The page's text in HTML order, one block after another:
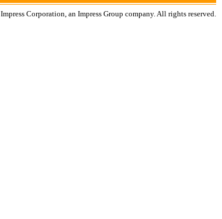
Corporation, an Impress Group company. All rights reserved.